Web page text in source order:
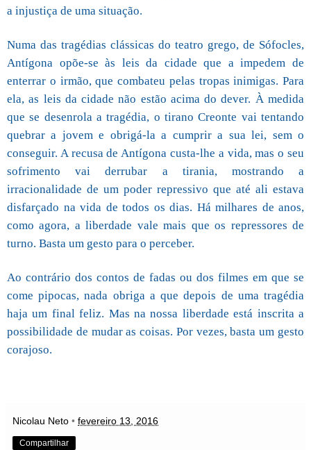
a injustiça de uma situação.
Numa das tragédias clássicas do teatro grego, de Sófocles,
Antígona opõe-se às leis da cidade que a impedem de
enterrar o irmão, que combateu pelas tropas inimigas. Para
ela, as leis da cidade não estão acima do dever. À medida
que se desenrola a tragédia, o tirano Creonte vai tentando
quebrar a jovem e obrigá-la a cumprir a sua lei, sem o
conseguir. A recusa de Antígona custa-lhe a vida, mas o seu
sofrimento vai derrubar a tirania, mostrando a
irracionalidade de um poder repressivo que até ali estava
disfarçado na vida de todos os dias. Há milhares de anos,
como agora, a liberdade vale mais que os repressores de
turno. Basta um gesto para o perceber.
Ao contrário dos contos de fadas ou dos filmes em que se
come pipocas, nada obriga a que depois de uma tragédia
haja um final feliz. Mas na nossa liberdade está inscrita a
possibilidade de mudar as coisas. Por vezes, basta um gesto
corajoso.
Nicolau Neto • fevereiro 13, 2016
Compartilhar